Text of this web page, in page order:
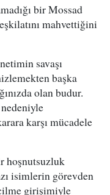
bir Mossad
mahvettiğini
savaşı
başka
olan budur.
karşı mücadele
hoşnutsuzluk
isimlerin görevden
girişimiyle